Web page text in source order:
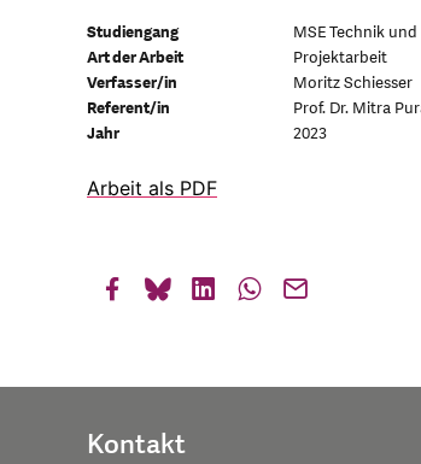
Studiengang
MSE Technik und
Art der Arbeit
Projektarbeit
Verfasser/in
Moritz Schiesser
Referent/in
Prof. Dr. Mitra
Jahr
2023
Arbeit als PDF
Kontakt